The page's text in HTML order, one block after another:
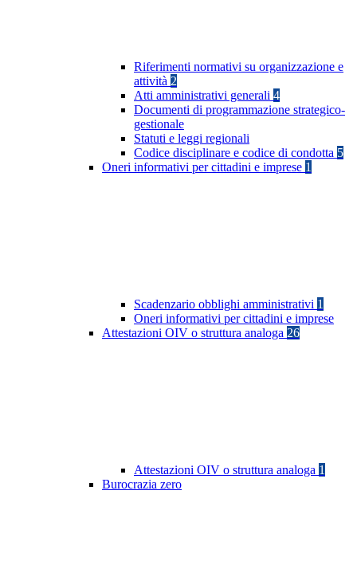
Riferimenti normativi su organizzazione e
attività 2
Atti amministrativi generali 4
Documenti di programmazione strategico-
gestionale
Statuti e leggi regionali
Codice disciplinare e codice di condotta 5
Oneri informativi per cittadini e imprese 1
Scadenzario obblighi amministrativi 1
Oneri informativi per cittadini e imprese
Attestazioni OIV o struttura analoga 26
Attestazioni OIV o struttura analoga 1
Burocrazia zero